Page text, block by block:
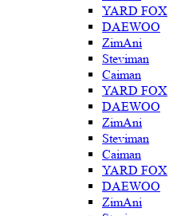
YARD FOX
DAEWOO
ZimAni
Steviman
Caiman
YARD FOX
DAEWOO
ZimAni
Steviman
Caiman
YARD FOX
DAEWOO
ZimAni